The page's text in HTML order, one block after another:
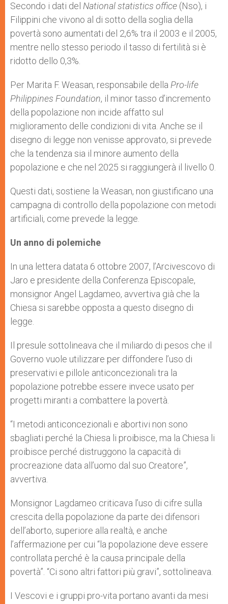
Secondo i dati del National statistics office (Nso), i
Filippini che vivono al di sotto della soglia della
povertà sono aumentati del 2,6% tra il 2003 e il 2005,
mentre nello stesso periodo il tasso di fertilità si è
ridotto dello 0,3%.
Per Marita F. Weasan, responsabile della Pro-life
Philippines Foundation, il minor tasso d’incremento
della popolazione non incide affatto sul
miglioramento delle condizioni di vita. Anche se il
disegno di legge non venisse approvato, si prevede
che la tendenza sia il minore aumento della
popolazione e che nel 2025 si raggiungerà il livello 0.
Questi dati, sostiene la Weasan, non giustificano una
campagna di controllo della popolazione con metodi
artificiali, come prevede la legge.
Un anno di polemiche
In una lettera datata 6 ottobre 2007, l’Arcivescovo di
Jaro e presidente della Conferenza Episcopale,
monsignor Angel Lagdameo, avvertiva già che la
Chiesa si sarebbe opposta a questo disegno di
legge.
Il presule sottolineava che il miliardo di pesos che il
Governo vuole utilizzare per diffondere l’uso di
preservativi e pillole anticoncezionali tra la
popolazione potrebbe essere invece usato per
progetti miranti a combattere la povertà.
“I metodi anticoncezionali e abortivi non sono
sbagliati perché la Chiesa li proibisce, ma la Chiesa li
proibisce perché distruggono la capacità di
procreazione data all’uomo dal suo Creatore”,
avvertiva.
Monsignor Lagdameo criticava l’uso di cifre sulla
crescita della popolazione da parte dei difensori
dell’aborto, superiore alla realtà, e anche
l’affermazione per cui “la popolazione deve essere
controllata perché è la causa principale della
povertà”. “Ci sono altri fattori più gravi”, sottolineava.
I Vescovi e i gruppi pro-vita portano avanti da mesi